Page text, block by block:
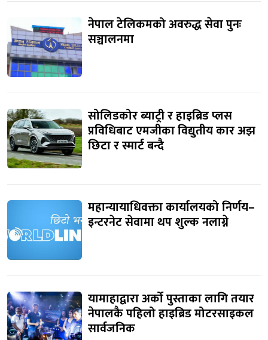
नेपाल टेलिकमको अवरुद्ध सेवा पुनः
सञ्चालनमा
सोलिडकोर ब्याट्री र हाइब्रिड प्लस
प्रविधिबाट एमजीका विद्युतीय कार अझ
छिटा र स्मार्ट बन्दै
महान्यायाधिवक्ता कार्यालयको निर्णय–
इन्टरनेट सेवामा थप शुल्क नलाग्ने
यामाहाद्वारा अर्को पुस्ताका लागि तयार
नेपालकै पहिलो हाइब्रिड मोटरसाइकल
सार्वजनिक